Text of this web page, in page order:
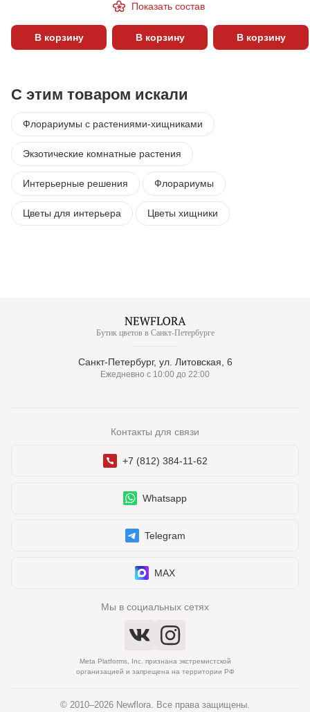
В корзину
Показать состав
В корзину В корзину
С этим товаром искали
Флорариумы с растениями-хищниками
Экзотические комнатные растения
Интерьерные решения Флорариумы
Цветы для интерьера Цветы хищники
Бутик цветов в Санкт-Петербурге
Санкт-Петербург, ул. Литовская, 6
Ежедневно с 10:00 до 22:00
Контакты для связи
+7 (812) 384-11-62
Whatsapp
Telegram
MAX
Мы в социальных сетях
Meta Platforms, Inc. признана экстремистской
организацией и запрещена на территории РФ
© 2010–2026 Newflora. Все права защищены.